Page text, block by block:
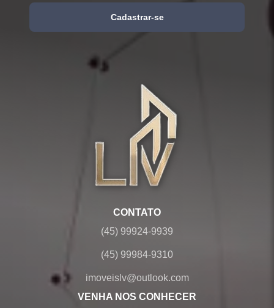
Cadastrar-se
CONTATO
(45) 99924-9939
(45) 99984-9310
imoveislv@outlook.com
VENHA NOS CONHECER